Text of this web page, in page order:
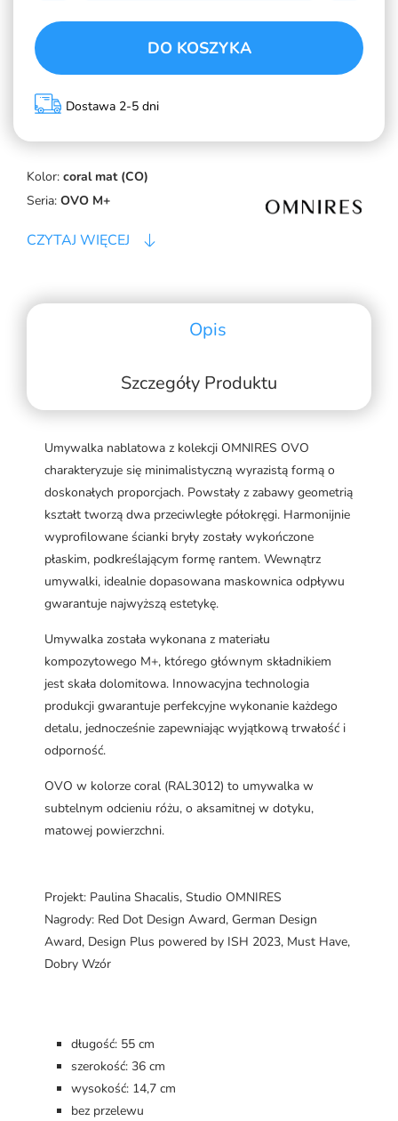
Kolor: coral mat (CO)
Seria: OVO M+
CZYTAJ WIĘCEJ
DO KOSZYKA
Dostawa 2-5 dni
Opis
Szczegóły Produktu
Umywalka nablatowa z kolekcji OMNIRES OVO
charakteryzuje się minimalistyczną wyrazistą formą o
doskonałych proporcjach. Powstały z zabawy geometrią
kształt tworzą dwa przeciwległe półokręgi. Harmonijnie
wyprofilowane ścianki bryły zostały wykończone
płaskim, podkreślającym formę rantem. Wewnątrz
umywalki, idealnie dopasowana maskownica odpływu
gwarantuje najwyższą estetykę.
Umywalka została wykonana z materiału
kompozytowego M+, którego głównym składnikiem
jest skała dolomitowa. Innowacyjna technologia
produkcji gwarantuje perfekcyjne wykonanie każdego
detalu, jednocześnie zapewniając wyjątkową trwałość i
odporność.
OVO w kolorze coral (RAL3012) to umywalka w
subtelnym odcieniu różu, o aksamitnej w dotyku,
matowej powierzchni.
Projekt: Paulina Shacalis, Studio OMNIRES
Nagrody: Red Dot Design Award, German Design
Award, Design Plus powered by ISH 2023, Must Have,
Dobry Wzór
długość: 55 cm
szerokość: 36 cm
wysokość: 14,7 cm
bez przelewu